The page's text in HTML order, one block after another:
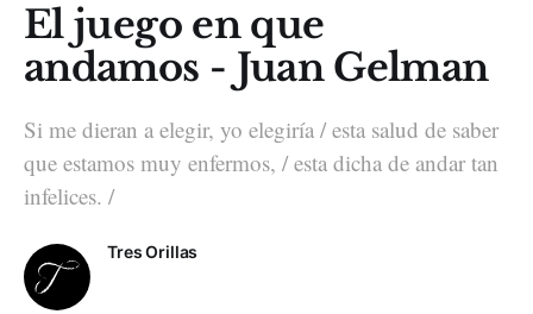
El juego en que
andamos - Juan Gelman
Si me dieran a elegir, yo elegiría / esta salud de saber
que estamos muy enfermos, / esta dicha de andar tan
infelices. /
Tres Orillas